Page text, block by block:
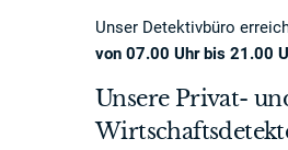
Unser Detektivbüro
von 07.00 Uhr bis 21.00
Unsere Privat-